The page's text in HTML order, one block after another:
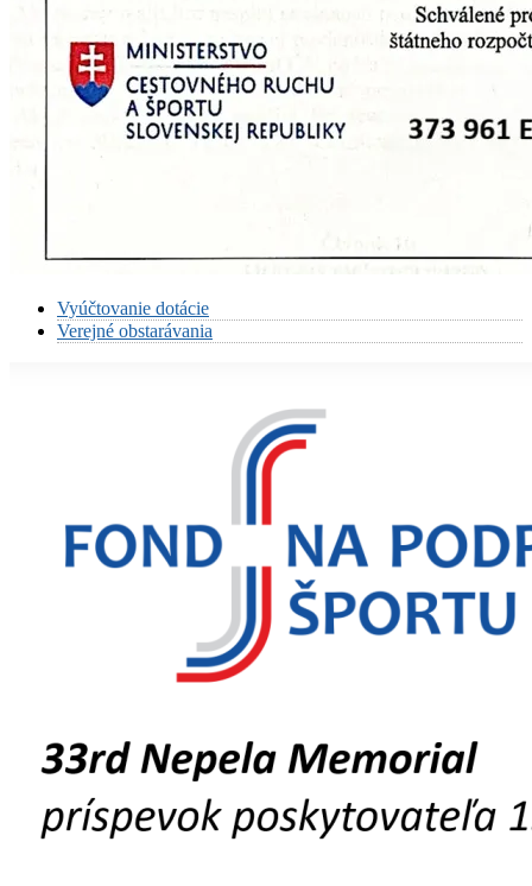
Vyúčtovanie dotácie
Verejné obstarávania